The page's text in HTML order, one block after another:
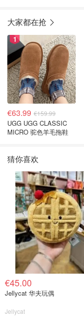
大家都在抢
1
€63.99 €159.99
UGG UGG CLASSIC
MICRO 驼色羊毛拖鞋
猜你喜欢
€45.00
Jellycat 华夫玩偶
Jellycat